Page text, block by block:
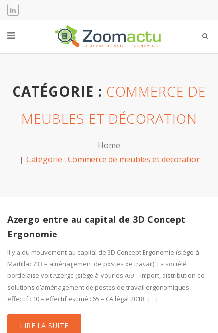
CATÉGORIE : COMMERCE DE
MEUBLES ET DÉCORATION
Home
Catégorie : Commerce de meubles et décoration
Azergo entre au capital de 3D Concept
Ergonomie
Il y a du mouvement au capital de 3D Concept Ergonomie (siège à
Martillac /33 – aménagement de postes de travail). La société
bordelaise voit Azergo (siège à Vourles /69 – import, distribution de
solutions d’​aménagement de postes de travail ergonomiques –
effectif : 10 – effectif estimé : 65 – CA légal 2018 : […]
LIRE LA SUITE